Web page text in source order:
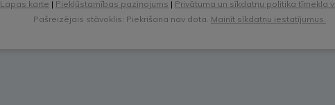
Lapas karte | Piekļūstamības paziņojums | Privātuma un sīkdatņu politika tīmekļa
Pašreizējais stāvoklis: Piekrišana nav dota. Mainīt sīkdatņu iestatījumus.